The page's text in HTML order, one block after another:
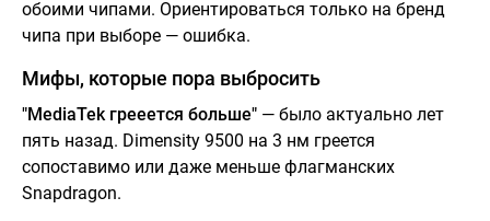
обоими чипами. Ориентироваться только на бренд
чипа при выборе — ошибка.
Мифы, которые пора выбросить
"MediaTek грееется больше" — было актуально лет
пять назад. Dimensity 9500 на 3 нм греется
сопоставимо или даже меньше флагманских
Snapdragon.